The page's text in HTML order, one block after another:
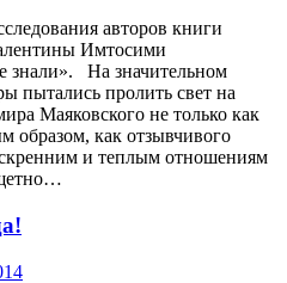
авторов книги
Имтосими
знали». На значительном
пытались пролить свет на
Маяковского не только как
образом, как отзывчивого
и теплым отношениям